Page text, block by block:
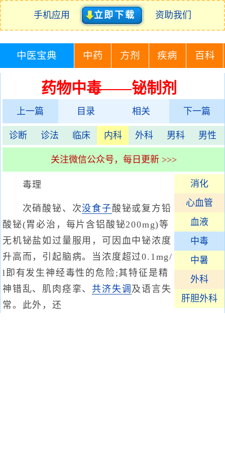
手机应用 立即下载 资助我们
中医宝典 中药 方剂 疾病 百科
药物中毒——铋制剂
上一篇 目录 相关 下一篇
诊断 诊法 临床 内科 外科 男科 男性
关注微信公众号，每日更新 >>>
消化
心血管
血液
中毒
中暑
外科
肝胆外科
毒理
次硝酸铋、次没食子酸铋或复方铅
酸铋(胃必治，每片含铝酸铋200mg)等
无机铋盐如过量服用，可因血中铋浓度
升高而，引起脑病。当浓度超过0.1mg/
l即有发生神经毒性的危险;其特征是精
神错乱、肌肉痉挛、共济失调 及语言失
常。此外，还